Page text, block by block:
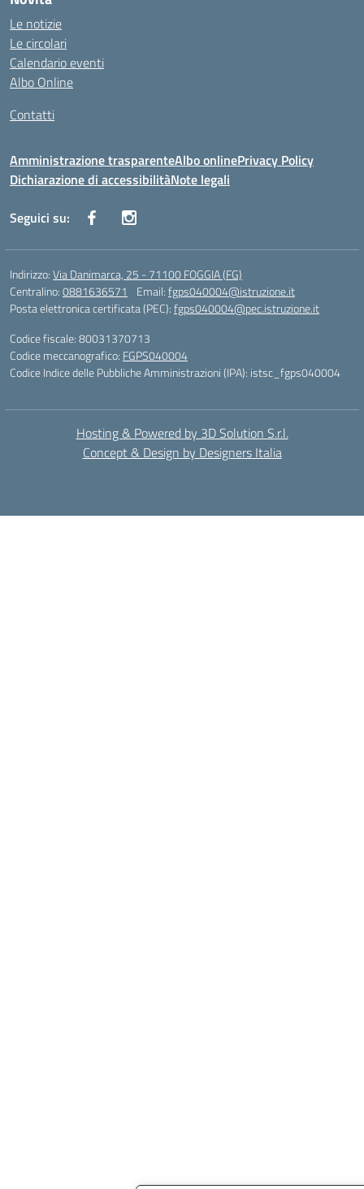
Le notizie
Le circolari
Calendario eventi
Albo Online
Contatti
Amministrazione trasparenteAlbo onlinePrivacy Policy
Dichiarazione di accessibilitàNote legali
Seguici su:
Indirizzo:Via Danimarca, 25 - 71100 FOGGIA (FG)
Centralino:0881636571 Email:fgps040004@istruzione.it
Posta elettronica certificata (PEC):fgps040004@pec.istruzione.it
Codice fiscale: 80031370713
Codice meccanografico: FGPS040004
Codice Indice delle Pubbliche Amministrazioni (IPA): istsc_fgps040004
Hosting & Powered by 3D Solution S.r.l.
Concept & Design by Designers Italia